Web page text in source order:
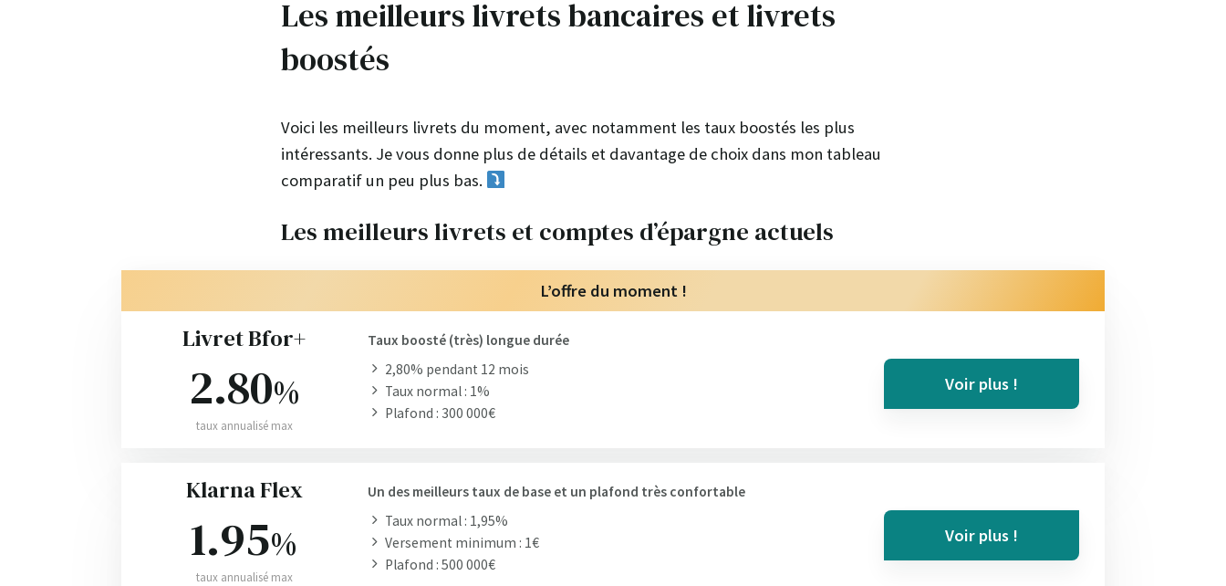
Les meilleurs livrets bancaires et livrets
boostés
Voici les meilleurs livrets du moment, avec notamment les taux boostés les plus
intéressants. Je vous donne plus de détails et davantage de choix dans mon tableau
comparatif un peu plus bas.
Les meilleurs livrets et comptes d’épargne actuels
L’offre du moment !
2.80%
taux annualisé max
Livret Bfor+
Taux boosté (très) longue durée
2,80% pendant 12 mois
Taux normal : 1%
Plafond : 300 000€
Voir plus !
1.95%
taux annualisé max
Klarna Flex
Un des meilleurs taux de base et un plafond très confortable
Taux normal : 1,95%
Versement minimum : 1€
Plafond : 500 000€
Voir plus !